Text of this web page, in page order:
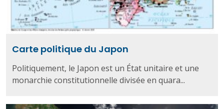
Carte politique du Japon
Politiquement, le Japon est un État unitaire et une
monarchie constitutionnelle divisée en quara...